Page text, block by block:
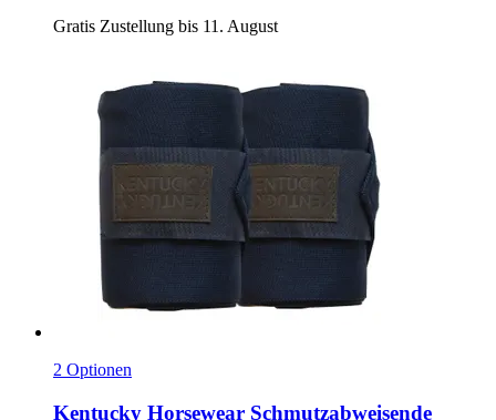
Gratis Zustellung bis 11. August
2 Optionen
Kentucky Horsewear Schmutzabweisende